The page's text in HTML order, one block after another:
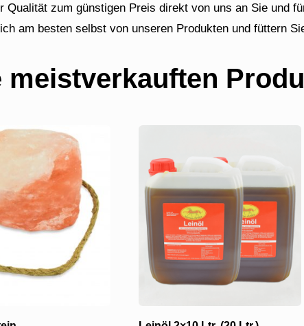
Qualität zum günstigen Preis direkt von uns an Sie und
am besten selbst von unseren Produkten und füttern
meistverkauften